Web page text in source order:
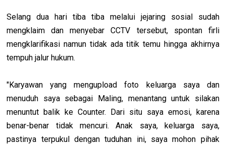
Selang dua hari tiba tiba melalui jejaring sosial sudah
mengklaim dan menyebar CCTV tersebut, spontan firli
mengklarifikasi namun tidak ada titik temu hingga akhirnya
tempuh jalur hukum.
"Karyawan yang mengupload foto keluarga saya dan
menuduh saya sebagai Maling, menantang untuk silakan
menuntut balik ke Counter. Dari situ saya emosi, karena
benar-benar tidak mencuri. Anak saya, keluarga saya,
pastinya terpukul dengan tuduhan ini, saya mohon pihak